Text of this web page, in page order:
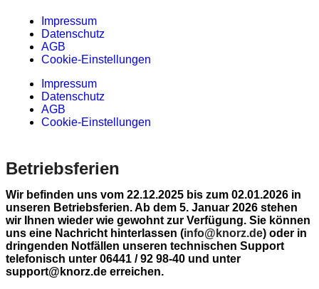
Impressum
Datenschutz
AGB
Cookie-Einstellungen
Impressum
Datenschutz
AGB
Cookie-Einstellungen
Betriebsferien
Wir befinden uns vom 22.12.2025 bis zum 02.01.2026 in
unseren Betriebsferien. Ab dem 5. Januar 2026 stehen
wir Ihnen wieder wie gewohnt zur Verfügung. Sie können
uns eine Nachricht hinterlassen (info@knorz.de) oder in
dringenden Notfällen unseren technischen Support
telefonisch unter 06441 / 92 98-40 und unter
support@knorz.de erreichen.